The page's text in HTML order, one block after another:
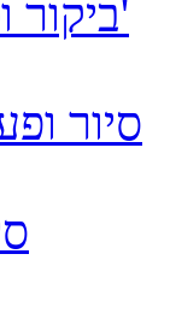
ביקור וסיור ב'בית הרב'
סיור